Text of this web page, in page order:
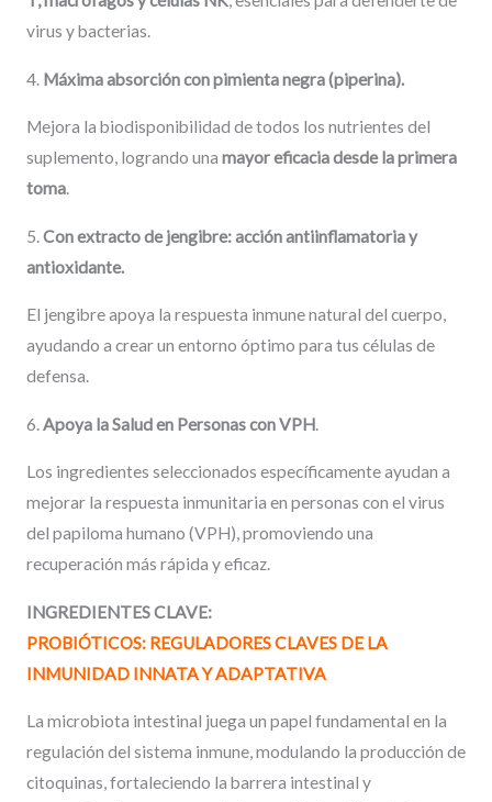
virus y bacterias.
4. Máxima absorción con pimienta negra (piperina).
Mejora la biodisponibilidad de todos los nutrientes del
suplemento, logrando una mayor eficacia desde la primera
toma.
5.Con extracto de jengibre: acción antiinflamatoria y
antioxidante.
El jengibre apoya la respuesta inmune natural del cuerpo,
ayudando a crear un entorno óptimo para tus células de
defensa.
6.Apoya la Salud en Personas con VPH.
Los ingredientes seleccionados específicamente ayudan a
mejorar la respuesta inmunitaria en personas con el virus
del papiloma humano (VPH), promoviendo una
recuperación más rápida y eficaz.
INGREDIENTES CLAVE:
PROBIÓTICOS: REGULADORESCLAVES DE LA
INMUNIDAD INNATAYADAPTATIVA
La microbiota intestinal juega un papel fundamental en la
regulación del sistema inmune, modulando la producción de
citoquinas, fortaleciendo la barrera intestinal y